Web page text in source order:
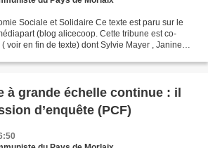
Sociale et Solidaire Ce texte est paru sur le
(blog alicecoop. Cette tribune est co-
voir en fin de texte) dont Sylvie Mayer , Janine
à grande échelle continue : il
d’enquête (PCF)